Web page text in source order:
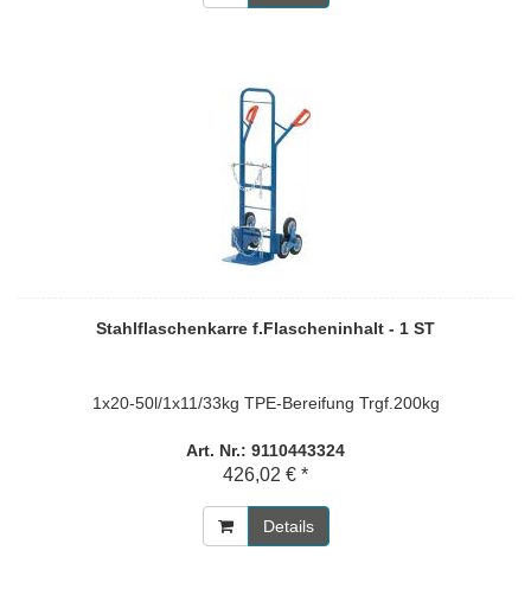
Stahlflaschenkarre f.Flascheninhalt - 1 ST
1x20-50l/1x11/33kg TPE-Bereifung Trgf.200kg
Art. Nr.: 9110443324
426,02 € *
Details